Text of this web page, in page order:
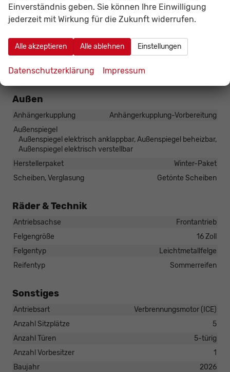
Pannenhilfe
Pannenkit
Scheibenwaschanlage beheizbar
vorhanden
Start/Stop-Automatik
vorhanden
Zentralverriegelung
Zentralverriegelung (Keyless Go)
Außen
Anhängerkupplung
Anhängerkupplung-Vorbereitung
Außenspiegel
Außenspiegel elektrisch anklappbar, Außenspiegel beheizbar,
Außenspiegel elektrisch verstellbar
Herstellerpaket
Winter-Paket
Scheiben, Verglasung
Getönte Scheiben
Räder & Technik
Antriebsachse
Frontantrieb
Felgengröße
16 Zoll
Felgentyp
Leichtmetallfelge
Reifentyp
Sommerreifen
Sonstiges
Antriebsart
Verbrennungsmotor (ICE)
Anzahl Sitzplätze
5
Anzahl Türen
5-türig
Anzahl Vorbesitzer
1
Baujahr
2026
Einverständnis geben. Sie können Ihre Einwilligung
jederzeit mit Wirkung für die Zukunft widerrufen.
Alle akzeptieren Alle ablehnen Einstellungen
Datenschutzerklärung Impressum